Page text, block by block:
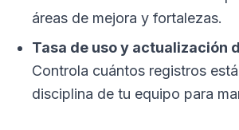
áreas de mejora y fortalezas.
Tasa de uso y actualización
Controla cuántos registros
disciplina de tu equipo para